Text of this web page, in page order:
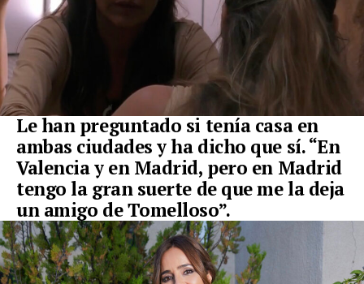
Le han preguntado si tenía casa en
ambas ciudades y ha dicho que sí. “En
Valencia y en Madrid, pero en Madrid
tengo la gran suerte de que me la deja
un amigo de Tomelloso”.